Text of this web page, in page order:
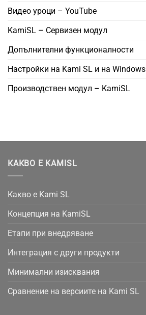
Видео уроци – YouTube
KamiSL – Сервизен модул
Допълнителни функционалности
Настройки на Kami SL и на Windows
Производствен модул – KamiSL
КАКВО Е KAMISL
Какво е Kami SL
Концепция на KamiSL
Етапи при внедряване
Интеграция с други продукти
Минимални изисквания
Сравнение на версиите на Kami SL